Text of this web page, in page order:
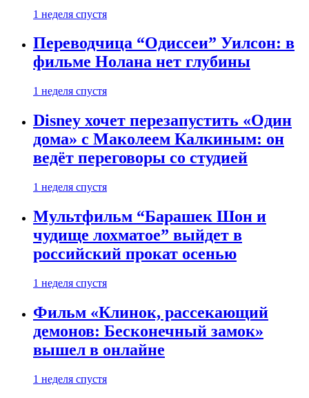
1 неделя спустя
Переводчица “Одиссеи” Уилсон: в
фильме Нолана нет глубины
1 неделя спустя
Disney хочет перезапустить «Один
дома» с Маколеем Калкиным: он
ведёт переговоры со студией
1 неделя спустя
Мультфильм “Барашек Шон и
чудище лохматое” выйдет в
российский прокат осенью
1 неделя спустя
Фильм «Клинок, рассекающий
демонов: Бесконечный замок»
вышел в онлайне
1 неделя спустя